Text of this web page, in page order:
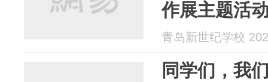
作展主题活
启动
青岛新世纪学校
同学们，我